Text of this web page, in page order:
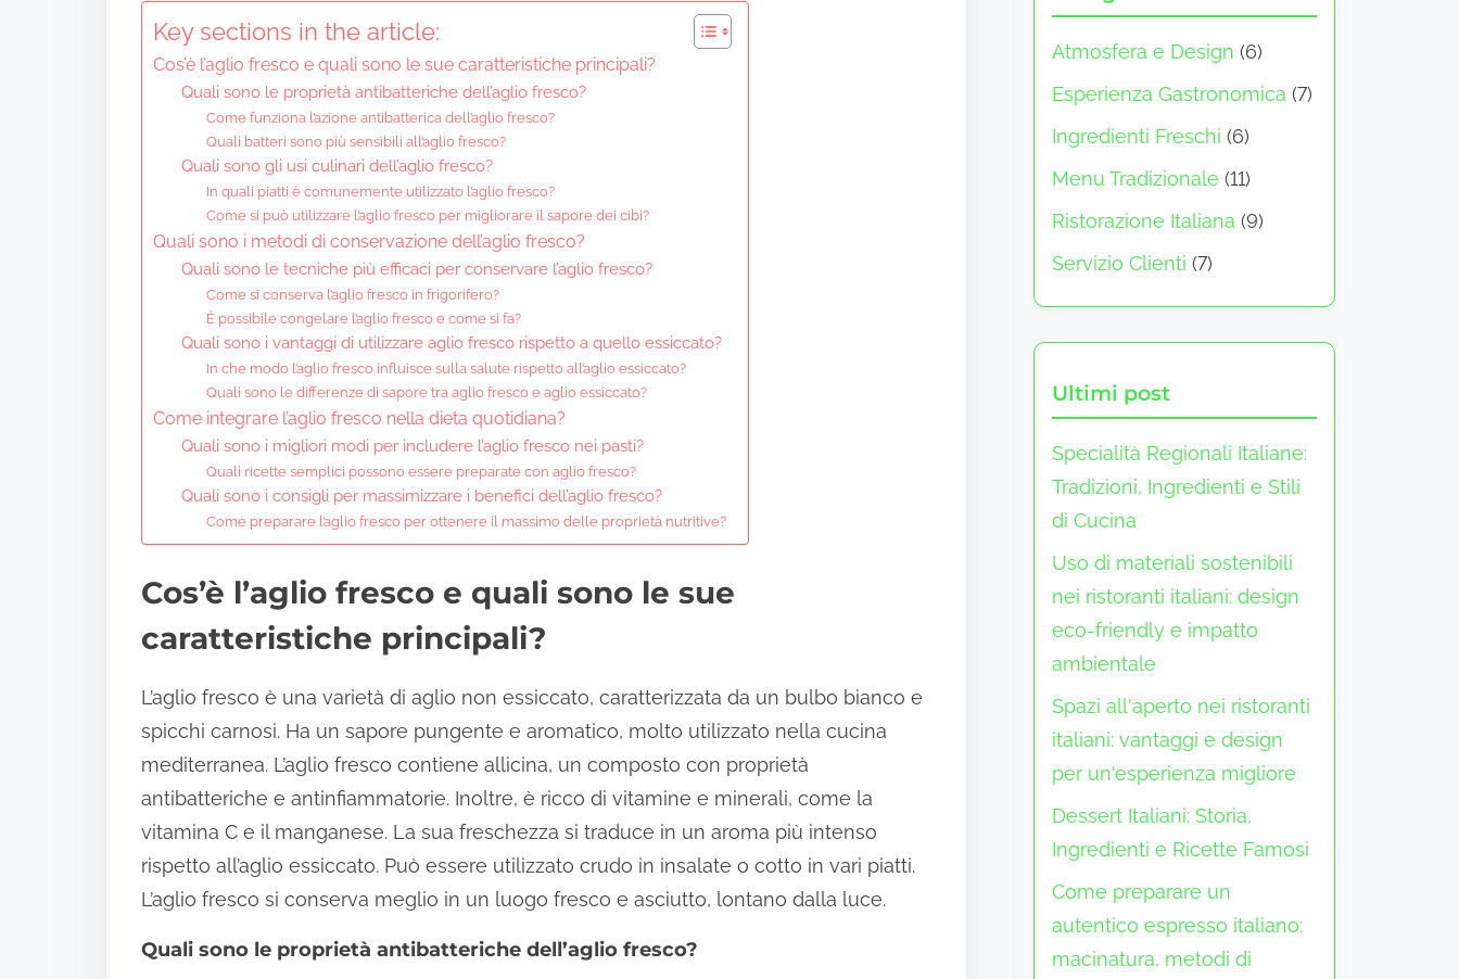
Key sections in the article:
Cos’è l’aglio fresco e quali sono le sue caratteristiche principali?
Quali sono le proprietà antibatteriche dell’aglio fresco?
Come funziona l’azione antibatterica dell’aglio fresco?
Quali batteri sono più sensibili all’aglio fresco?
Quali sono gli usi culinari dell’aglio fresco?
In quali piatti è comunemente utilizzato l’aglio fresco?
Come si può utilizzare l’aglio fresco per migliorare il sapore dei cibi?
Quali sono i metodi di conservazione dell’aglio fresco?
Quali sono le tecniche più efficaci per conservare l’aglio fresco?
Come si conserva l’aglio fresco in frigorifero?
È possibile congelare l’aglio fresco e come si fa?
Quali sono i vantaggi di utilizzare aglio fresco rispetto a quello essiccato?
In che modo l’aglio fresco influisce sulla salute rispetto all’aglio essiccato?
Quali sono le differenze di sapore tra aglio fresco e aglio essiccato?
Come integrare l’aglio fresco nella dieta quotidiana?
Quali sono i migliori modi per includere l’aglio fresco nei pasti?
Quali ricette semplici possono essere preparate con aglio fresco?
Quali sono i consigli per massimizzare i benefici dell’aglio fresco?
Come preparare l’aglio fresco per ottenere il massimo delle proprietà nutritive?
Cos’è l’aglio fresco e quali sono le sue
caratteristiche principali?
L’aglio fresco è una varietà di aglio non essiccato, caratterizzata da un bulbo bianco e
spicchi carnosi. Ha un sapore pungente e aromatico, molto utilizzato nella cucina
mediterranea. L’aglio fresco contiene allicina, un composto con proprietà
antibatteriche e antinfiammatorie. Inoltre, è ricco di vitamine e minerali, come la
vitamina C e il manganese. La sua freschezza si traduce in un aroma più intenso
rispetto all’aglio essiccato. Può essere utilizzato crudo in insalate o cotto in vari piatti.
L’aglio fresco si conserva meglio in un luogo fresco e asciutto, lontano dalla luce.
Quali sono le proprietà antibatteriche dell’aglio fresco?
Atmosfera e Design (6)
Esperienza Gastronomica (7)
Ingredienti Freschi (6)
Menu Tradizionale (11)
Ristorazione Italiana (9)
Servizio Clienti (7)
Ultimi post
Specialità Regionali Italiane:
Tradizioni, Ingredienti e Stili
di Cucina
Uso di materiali sostenibili
nei ristoranti italiani: design
eco-friendly e impatto
ambientale
Spazi all'aperto nei ristoranti
italiani: vantaggi e design
per un'esperienza migliore
Dessert Italiani: Storia,
Ingredienti e Ricette Famosi
Come preparare un
autentico espresso italiano:
macinatura, metodi di